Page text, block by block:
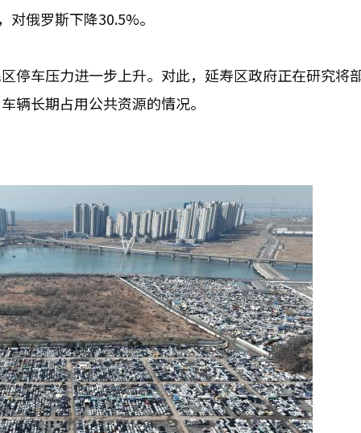
俄罗斯下降30.5%。
停车压力进一步上升。对此，延寿区政府正在研究将
辆长期占用公共资源的情况。